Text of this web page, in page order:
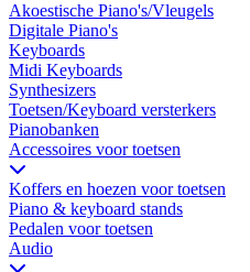
Akoestische Piano's/Vleugels
Digitale Piano's
Keyboards
Midi Keyboards
Synthesizers
Toetsen/Keyboard versterkers
Pianobanken
Accessoires voor toetsen
Koffers en hoezen voor toetsen
Piano & keyboard stands
Pedalen voor toetsen
Audio